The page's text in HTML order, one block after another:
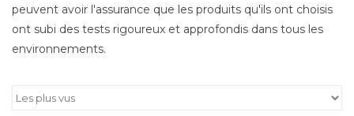
peuvent avoir l'assurance que les produits qu'ils ont choisis
ont subi des tests rigoureux et approfondis dans tous les
environnements.